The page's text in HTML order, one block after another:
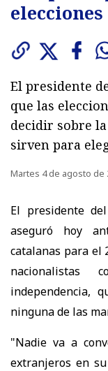
El presidente
que las
decidir sobre
sirven para
Martes 4 de agosto de
El presidente
aseguró hoy
catalanas para el
independencia,
ninguna de las
"Nadie va a
extranjeros en